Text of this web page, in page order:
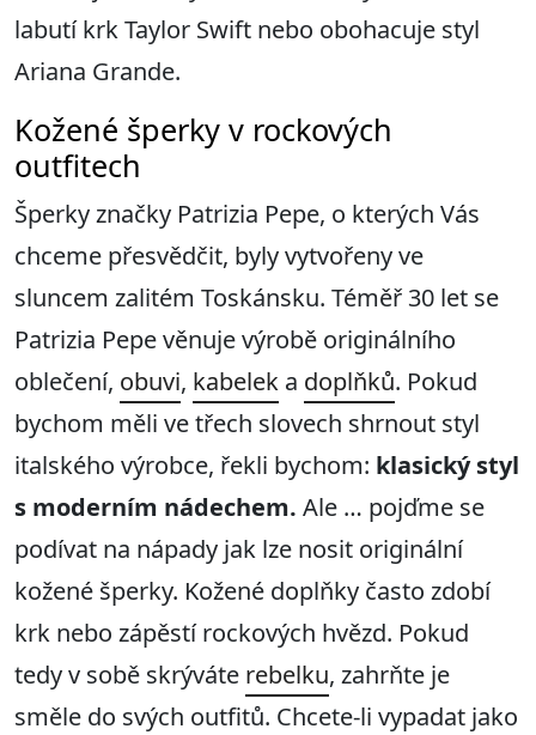
labutí krk Taylor Swift nebo obohacuje styl
Ariana Grande.
Kožené šperky v rockových
outfitech
Šperky značky Patrizia Pepe, o kterých Vás
chceme přesvědčit, byly vytvořeny ve
sluncem zalitém Toskánsku. Téměř 30 let se
Patrizia Pepe věnuje výrobě originálního
oblečení, obuvi, kabelek a doplňků. Pokud
bychom měli ve třech slovech shrnout styl
italského výrobce, řekli bychom: klasický styl
s moderním nádechem. Ale … pojďme se
podívat na nápady jak lze nosit originální
kožené šperky. Kožené doplňky často zdobí
krk nebo zápěstí rockových hvězd. Pokud
tedy v sobě skrýváte rebelku, zahrňte je
směle do svých outfitů. Chcete-li vypadat jako